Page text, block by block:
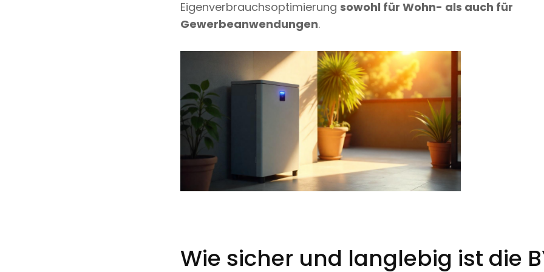
Eigenverbrauchsoptimierung sowohl für Wohn- als auch für
Gewerbeanwendungen.
Wie sicher und langlebig ist die